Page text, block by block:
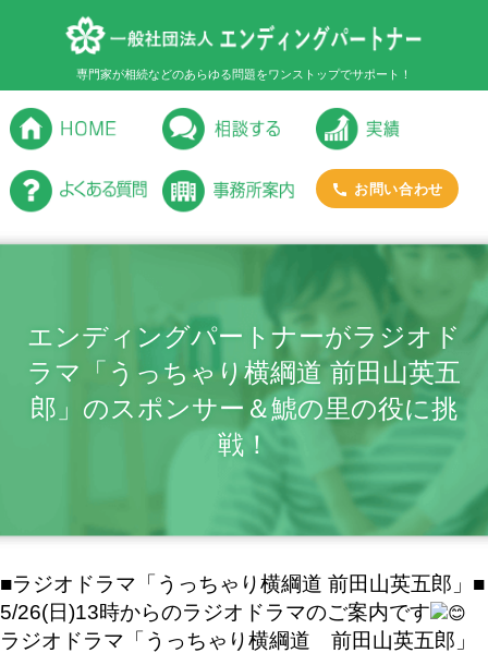
専門家が相続などのあらゆる問題をワンストップでサポート！
お問い合わせ
エンディングパートナーがラジオド
ラマ「うっちゃり横綱道 前田山英五
郎」のスポンサー＆鯱の里の役に挑
戦！
■ラジオドラマ「うっちゃり横綱道 前田山英五郎」■
5/26(日)13時からのラジオドラマのご案内です
ラジオドラマ 「うっちゃり横綱道 前田山英五郎」